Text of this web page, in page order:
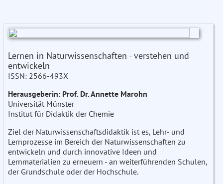
Lernen in Naturwissenschaften - verstehen und
entwickeln
ISSN: 2566-493X
Herausgeberin: Prof. Dr. Annette Marohn
Universität Münster
Institut für Didaktik der Chemie
Ziel der Naturwissenschaftsdidaktik ist es, Lehr- und
Lernprozesse im Bereich der Naturwissenschaften zu
entwickeln und durch innovative Ideen und
Lernmaterialien zu erneuern - an weiterführenden Schulen,
der Grundschule oder der Hochschule.